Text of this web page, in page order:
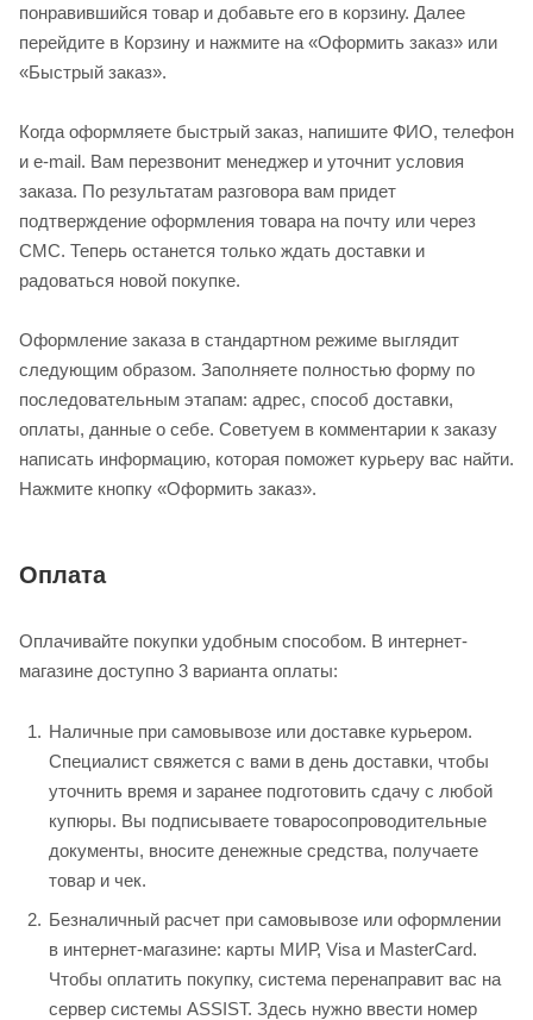
понравившийся товар и добавьте его в корзину. Далее
перейдите в Корзину и нажмите на «Оформить заказ» или
«Быстрый заказ».
Когда оформляете быстрый заказ, напишите ФИО, телефон
и e-mail. Вам перезвонит менеджер и уточнит условия
заказа. По результатам разговора вам придет
подтверждение оформления товара на почту или через
СМС. Теперь останется только ждать доставки и
радоваться новой покупке.
Оформление заказа в стандартном режиме выглядит
следующим образом. Заполняете полностью форму по
последовательным этапам: адрес, способ доставки,
оплаты, данные о себе. Советуем в комментарии к заказу
написать информацию, которая поможет курьеру вас найти.
Нажмите кнопку «Оформить заказ».
Оплата
Оплачивайте покупки удобным способом. В интернет-
магазине доступно 3 варианта оплаты:
Наличные при самовывозе или доставке курьером.
Специалист свяжется с вами в день доставки, чтобы
уточнить время и заранее подготовить сдачу с любой
купюры. Вы подписываете товаросопроводительные
документы, вносите денежные средства, получаете
товар и чек.
Безналичный расчет при самовывозе или оформлении
в интернет-магазине: карты МИР, Visa и MasterCard.
Чтобы оплатить покупку, система перенаправит вас на
сервер системы ASSIST. Здесь нужно ввести номер